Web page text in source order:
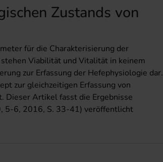
Zustands von
für die Charakterisierung der
Viabilität und Vitalität in keinem
zur Erfassung der Hefephysiologie dar.
zur gleichzeitigen Erfassung von
Dieser Artikel fasst die Ergebnisse
5-6, 2016, S. 33-41) veröffentlicht